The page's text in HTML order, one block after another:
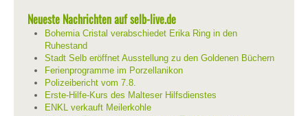
Neueste Nachrichten auf selb-live.de
Bohemia Cristal verabschiedet Erika Ring in den
Ruhestand
Stadt Selb eröffnet Ausstellung zu den Goldenen Büchern
Ferienprogramme im Porzellanikon
Polizeibericht vom 7.8.
Erste-Hilfe-Kurs des Malteser Hilfsdienstes
ENKL verkauft Meilerkohle